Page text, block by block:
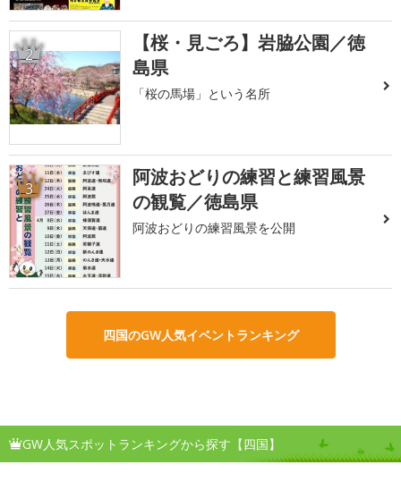
2
【桜・見ごろ】岩脇公園／徳
島県
「桜の馬場」という名所
3
阿波おどりの練習と練習風景
の観覧／徳島県
阿波おどりの練習風景を公開
四国のGW人気イベントランキング
GW人気スポットランキングから探す【四国】